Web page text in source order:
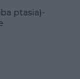
ptasia)-